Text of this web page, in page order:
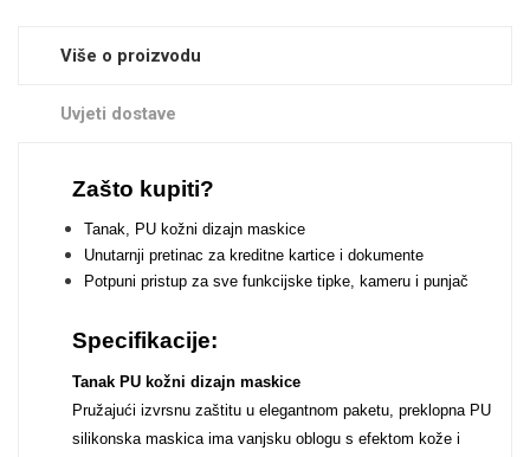
Više o proizvodu
Uvjeti dostave
Zašto kupiti?
Tanak, PU kožni dizajn maskice
Unutarnji pretinac za kreditne kartice i dokumente
Potpuni pristup za sve funkcijske tipke, kameru i punjač
Specifikacije:
Tanak PU kožni dizajn maskice
Pružajući izvrsnu zaštitu u elegantnom paketu, preklopna PU
silikonska maskica ima vanjsku oblogu s efektom kože i
Zodiac
Doodles